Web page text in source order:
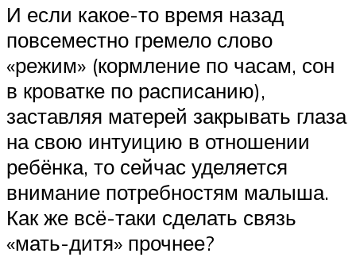
И если какое-то время назад
повсеместно гремело слово
«режим» (кормление по часам, сон
в кроватке по расписанию),
заставляя матерей закрывать глаза
на свою интуицию в отношении
ребёнка, то сейчас уделяется
внимание потребностям малыша.
Как же всё-таки сделать связь
«мать-дитя» прочнее?